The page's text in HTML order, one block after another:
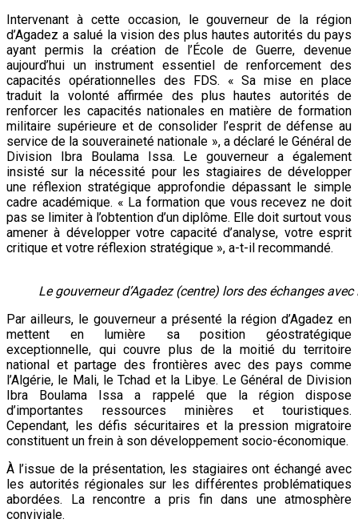
Intervenant à cette occasion, le gouverneur de la région
d’Agadez a salué la vision des plus hautes autorités du pays
ayant permis la création de l’École de Guerre, devenue
aujourd’hui un instrument essentiel de renforcement des
capacités opérationnelles des FDS. « Sa mise en place
traduit la volonté affirmée des plus hautes autorités de
renforcer les capacités nationales en matière de formation
militaire supérieure et de consolider l’esprit de défense au
service de la souveraineté nationale », a déclaré le Général de
Division Ibra Boulama Issa. Le gouverneur a également
insisté sur la nécessité pour les stagiaires de développer
une réflexion stratégique approfondie dépassant le simple
cadre académique. « La formation que vous recevez ne doit
pas se limiter à l’obtention d’un diplôme. Elle doit surtout vous
amener à développer votre capacité d’analyse, votre esprit
critique et votre réflexion stratégique », a-t-il recommandé.
Le gouverneur d’Agadez (centre) lors des échanges
Par ailleurs, le gouverneur a présenté la région d’Agadez en
mettent en lumière sa position géostratégique
exceptionnelle, qui couvre plus de la moitié du territoire
national et partage des frontières avec des pays comme
l’Algérie, le Mali, le Tchad et la Libye. Le Général de Division
Ibra Boulama Issa a rappelé que la région dispose
d’importantes ressources minières et touristiques.
Cependant, les défis sécuritaires et la pression migratoire
constituent un frein à son développement socio-économique.
À l’issue de la présentation, les stagiaires ont échangé avec
les autorités régionales sur les différentes problématiques
abordées. La rencontre a pris fin dans une atmosphère
conviviale.